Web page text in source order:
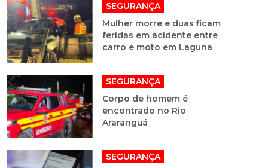
SEGURANÇA
Mulher morre e duas ficam
feridas em acidente entre
carro e moto em Laguna
SEGURANÇA
Corpo de homem é
encontrado no Rio
Araranguá
SEGURANÇA